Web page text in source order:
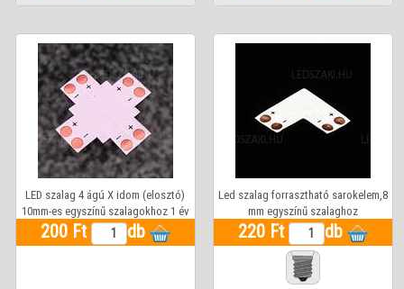
LED szalag 4 ágú X idom (elosztó)
10mm-es egyszínű szalagokhoz 1 év
garanciával
200 Ft db
Led szalag forrasztható sarokelem,8
mm egyszínű szalaghoz
220 Ft db